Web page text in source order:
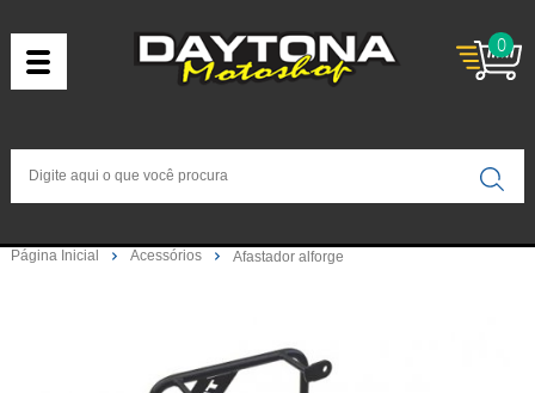
0
Página Inicial Acessórios Afastador alforge